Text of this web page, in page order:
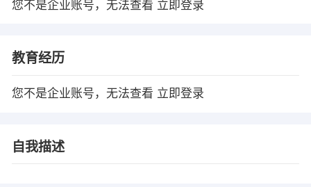
您不是企业账号，无法查看 立即登录
教育经历
您不是企业账号，无法查看 立即登录
自我描述